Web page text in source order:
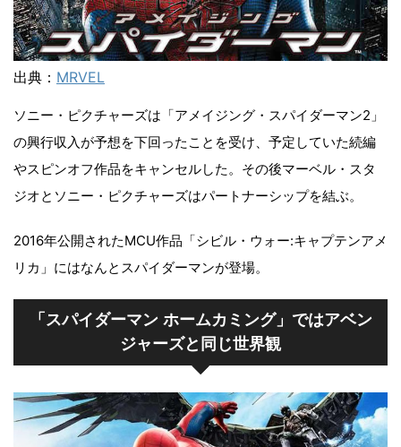
出典： MRVEL
ソニー・ピクチャーズは「アメイジング・スパイダーマン2」
の興行収入が予想を下回ったことを受け、予定していた続編
やスピンオフ作品をキャンセルした。その後マーベル・スタ
ジオとソニー・ピクチャーズはパートナーシップを結ぶ。
2016年公開されたMCU作品「シビル・ウォー:キャプテンアメ
リカ」にはなんとスパイダーマンが登場。
「スパイダーマン ホームカミング」ではアベン
ジャーズと同じ世界観